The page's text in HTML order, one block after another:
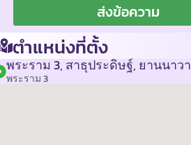
ส่งข้อความ
ตำแหน่งที่ตั้ง
พระราม 3, สาธุประดิษฐ์, ยานนาวา
พระราม 3